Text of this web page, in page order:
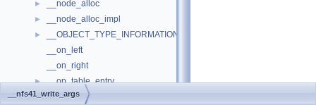
► __node_alloc
► __node_alloc_impl
►
__OBJECT_TYPE_INFORMATION
__on_left
__on_right
► __op_table_entry
► __open_claim4
__nfs41_write_args